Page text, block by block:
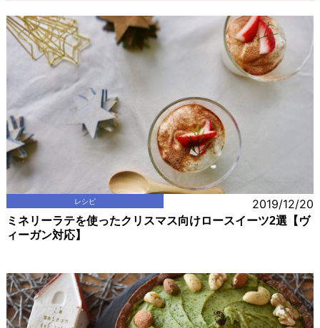
レシピ 2019/12/20
ミネリーラテを使ったクリスマス向けロースイーツ2選【ヴ
ィーガン対応】